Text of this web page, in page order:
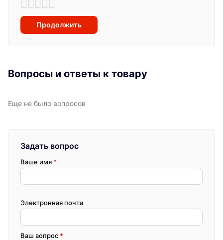
Продолжить
Вопросы и ответы к товару
Еще не было вопросов
Задать вопрос
Ваше имя *
Электронная почта
Ваш вопрос *